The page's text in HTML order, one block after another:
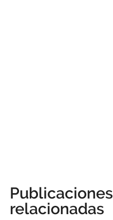
Publicaciones
relacionadas